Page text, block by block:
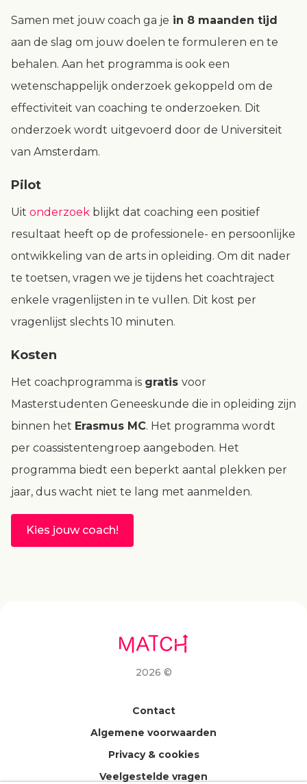
Samen met jouw coach ga je in 8 maanden tijd
aan de slag om jouw doelen te formuleren en te
behalen. Aan het programma is ook een
wetenschappelijk onderzoek gekoppeld om de
effectiviteit van coaching te onderzoeken. Dit
onderzoek wordt uitgevoerd door de Universiteit
van Amsterdam.
Pilot
Uit onderzoek blijkt dat coaching een positief
resultaat heeft op de professionele- en persoonlijke
ontwikkeling van de arts in opleiding. Om dit nader
te toetsen, vragen we je tijdens het coachtraject
enkele vragenlijsten in te vullen. Dit kost per
vragenlijst slechts 10 minuten.
Kosten
Het coachprogramma is gratis voor
Masterstudenten Geneeskunde die in opleiding zijn
binnen het Erasmus MC. Het programma wordt
per coassistentengroep aangeboden. Het
programma biedt een beperkt aantal plekken per
jaar, dus wacht niet te lang met aanmelden.
Kies jouw coach!
2026 ©
Contact
Algemene voorwaarden
Privacy & cookies
Veelgestelde vragen